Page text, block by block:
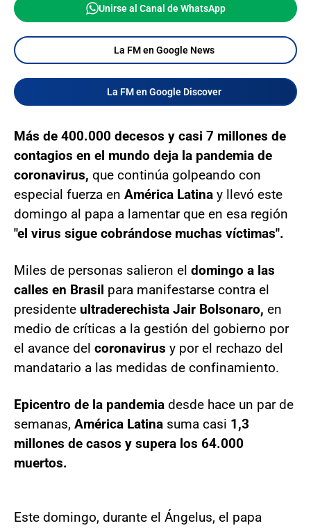
Unirse al Canal de WhatsApp
La FM en Google News
La FM en Google Discover
Más de 400.000 decesos y casi 7 millones de
contagios en el mundo deja la pandemia de
coronavirus, que continúa golpeando con
especial fuerza en América Latina y llevó este
domingo al papa a lamentar que en esa región
"el virus sigue cobrándose muchas víctimas".
Miles de personas salieron el domingo a las
calles en Brasil para manifestarse contra el
presidente ultraderechista Jair Bolsonaro, en
medio de críticas a la gestión del gobierno por
el avance del coronavirus y por el rechazo del
mandatario a las medidas de confinamiento.
Epicentro de la pandemia desde hace un par de
semanas, América Latina suma casi 1,3
millones de casos y supera los 64.000
muertos.
Este domingo, durante el Ángelus, el papa